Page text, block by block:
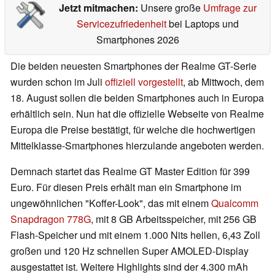
Jetzt mitmachen: Unsere große Umfrage zur
Servicezufriedenheitbei Laptops und
Smartphones 2026
Die beiden neuesten Smartphones der Realme GT-Serie
wurden schon im Juli offiziell vorgestellt, ab Mittwoch, dem
18. August sollen die beiden Smartphones auch in Europa
erhältlich sein. Nun hat die offizielle Webseite von Realme
Europa die Preise bestätigt, für welche die hochwertigen
Mittelklasse-Smartphones hierzulande angeboten werden.
Demnach startet das Realme GT Master Edition für 399
Euro. Für diesen Preis erhält man ein Smartphone im
ungewöhnlichen "Koffer-Look", das mit einemQualcomm
Snapdragon 778G, mit 8 GB Arbeitsspeicher, mit 256 GB
Flash-Speicher und mit einem 1.000 Nits hellen, 6,43 Zoll
großen und 120 Hz schnellen Super AMOLED-Display
ausgestattet ist. Weitere Highlights sind der 4.300 mAh